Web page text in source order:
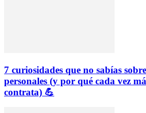
7 curiosidades que no sabías
personales (y por qué cada vez
contrata) 💪